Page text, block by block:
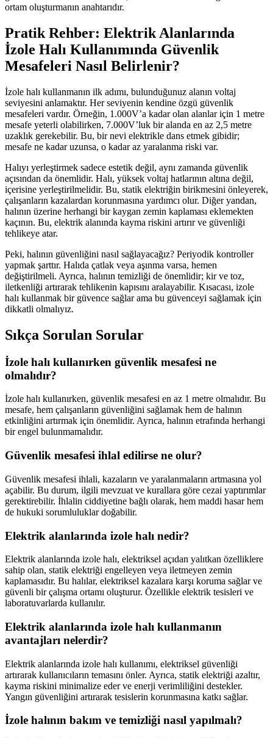
ortam oluşturmanın anahtarıdır.
Pratik Rehber: Elektrik Alanlarında
İzole Halı Kullanımında Güvenlik
Mesafeleri Nasıl Belirlenir?
İzole halı kullanmanın ilk adımı, bulunduğunuz alanın voltaj
seviyesini anlamaktır. Her seviyenin kendine özgü güvenlik
mesafeleri vardır. Örneğin, 1.000V’a kadar olan alanlar için 1 metre
mesafe yeterli olabilirken, 7.000V’luk bir alanda en az 2,5 metre
uzaklık gerekebilir. Bu, bir nevi elektrikle dans etmek gibidir;
mesafe ne kadar uzunsa, o kadar az yaralanma riski var.
Halıyı yerleştirmek sadece estetik değil, aynı zamanda güvenlik
açısından da önemlidir. Halı, yüksek voltaj hatlarının altına değil,
içerisine yerleştirilmelidir. Bu, statik elektriğin birikmesini önleyerek,
çalışanların kazalardan korunmasına yardımcı olur. Diğer yandan,
halının üzerine herhangi bir kaygan zemin kaplaması eklemekten
kaçının. Bu, elektrik alanında kayma riskini artırır ve güvenliği
tehlikeye atar.
Peki, halının güvenliğini nasıl sağlayacağız? Periyodik kontroller
yapmak şarttır. Halıda çatlak veya aşınma varsa, hemen
değiştirilmeli. Ayrıca, halının temizliği de önemlidir; kir ve toz,
iletkenliği artırarak tehlikenin kapısını aralayabilir. Kısacası, izole
halı kullanmak bir güvence sağlar ama bu güvenceyi sağlamak için
dikkatli olmalıyız.
Sıkça Sorulan Sorular
İzole halı kullanırken güvenlik mesafesi ne
olmalıdır?
İzole halı kullanırken, güvenlik mesafesi en az 1 metre olmalıdır. Bu
mesafe, hem çalışanların güvenliğini sağlamak hem de halının
etkinliğini artırmak için önemlidir. Ayrıca, halının etrafında herhangi
bir engel bulunmamalıdır.
Güvenlik mesafesi ihlal edilirse ne olur?
Güvenlik mesafesi ihlali, kazaların ve yaralanmaların artmasına yol
açabilir. Bu durum, ilgili mevzuat ve kurallara göre cezai yaptırımlar
gerektirebilir. İhlalin ciddiyetine bağlı olarak, hem maddi hasar hem
de hukuki sorumluluklar doğabilir.
Elektrik alanlarında izole halı nedir?
Elektrik alanlarında izole halı, elektriksel açıdan yalıtkan özelliklere
sahip olan, statik elektriği engelleyen veya iletmeyen zemin
kaplamasıdır. Bu halılar, elektriksel kazalara karşı koruma sağlar ve
güvenli bir çalışma ortamı oluşturur. Özellikle elektrik tesisleri ve
laboratuvarlarda kullanılır.
Elektrik alanlarında izole halı kullanmanın
avantajları nelerdir?
Elektrik alanlarında izole halı kullanımı, elektriksel güvenliği
artırarak kullanıcıların temasını önler. Ayrıca, statik elektriği azaltır,
kayma riskini minimalize eder ve enerji verimliliğini destekler.
Yangın güvenliğini artırarak tesislerin korunmasına katkı sağlar.
İzole halının bakım ve temizliği nasıl yapılmalı?